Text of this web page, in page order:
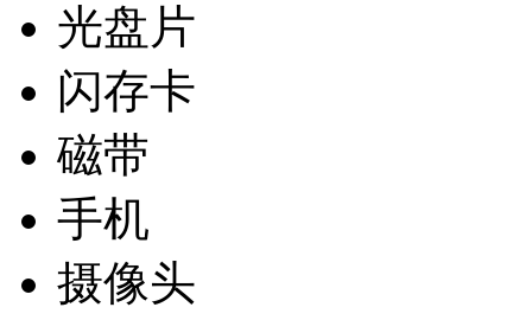
光盘片
闪存卡
磁带
手机
摄像头